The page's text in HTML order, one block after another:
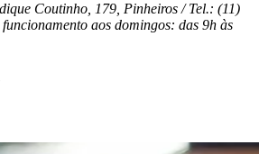
Coutinho, 179, Pinheiros / Tel.: (11)
aos domingos: das 9h às